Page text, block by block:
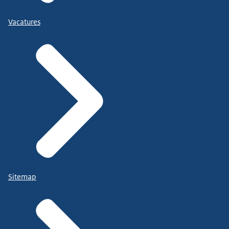
Vacatures
Sitemap